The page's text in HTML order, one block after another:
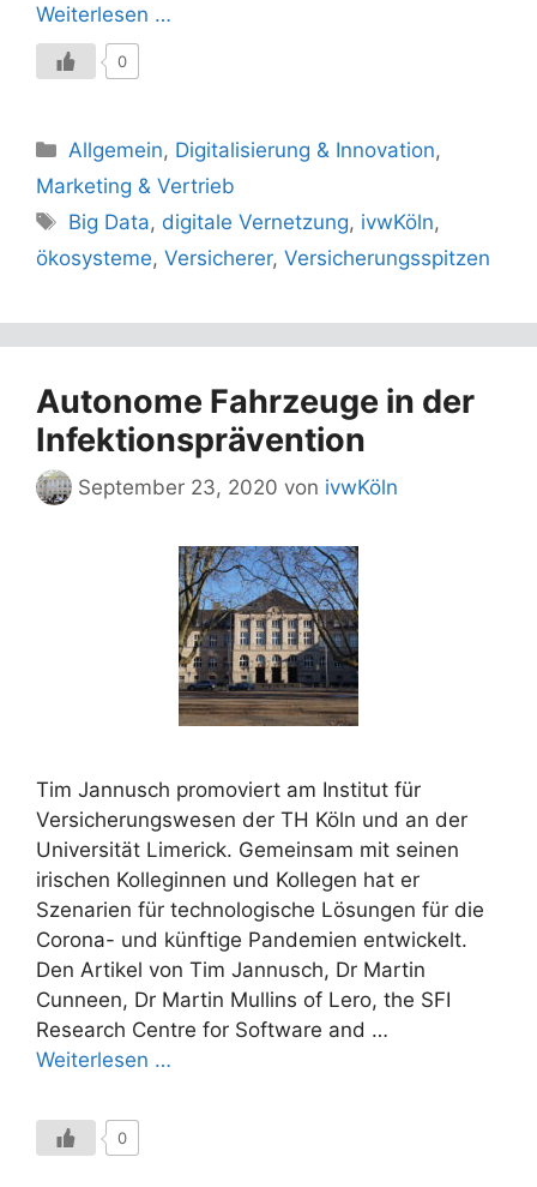
Weiterlesen …
0
Kategorien
Allgemein, Digitalisierung & Innovation,
Marketing & Vertrieb
Schlagwörter
Big Data, digitale Vernetzung, ivwKöln,
ökosysteme, Versicherer, Versicherungsspitzen
Autonome Fahrzeuge in der
Infektionsprävention
September 23, 2020 von ivwKöln
Tim Jannusch promoviert am Institut für
Versicherungswesen der TH Köln und an der
Universität Limerick. Gemeinsam mit seinen
irischen Kolleginnen und Kollegen hat er
Szenarien für technologische Lösungen für die
Corona- und künftige Pandemien entwickelt.
Den Artikel von Tim Jannusch, Dr Martin
Cunneen, Dr Martin Mullins of Lero, the SFI
Research Centre for Software and …
Weiterlesen …
0